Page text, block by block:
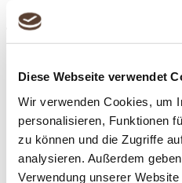
Diese Webseite verwendet
Wir verwenden Cookies, um
personalisieren, Funktionen
zu können und die Zugriffe
analysieren. Außerdem
Verwendung unserer
es